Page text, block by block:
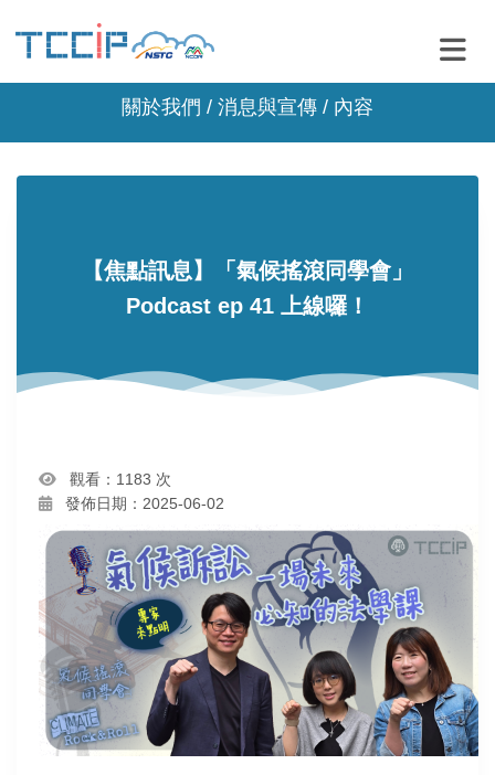
關於我們 / 消息與宣傳 / 內容
【焦點訊息】「氣候搖滾同學會」
Podcast ep 41 上線囉！
觀看：1183 次
發佈日期：2025-06-02